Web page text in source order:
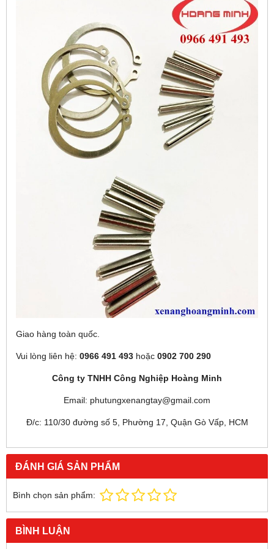
Giao hàng toàn quốc.
Vui lòng liên hệ: 0966 491 493 hoặc 0902 700 290
Công ty TNHH Công Nghiệp Hoàng Minh
Email: phutungxenangtay@gmail.com
Đ/c: 110/30 đường số 5, Phường 17, Quận Gò Vấp, HCM
ĐÁNH GIÁ SẢN PHẨM
Bình chọn sản phẩm:
BÌNH LUẬN